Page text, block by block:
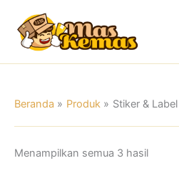
konten
Beranda Produk Stiker & Label
Menampilkan semua 3 hasil